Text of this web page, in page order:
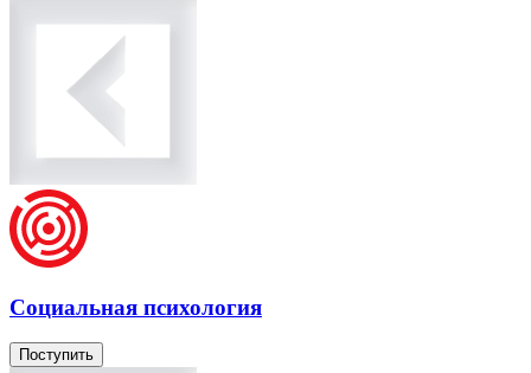
Социальная психология
Поступить